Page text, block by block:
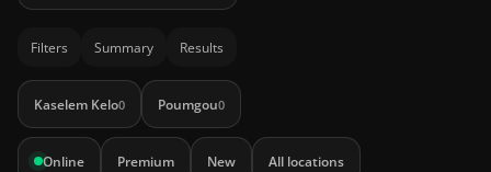
Filters Summary Results
Kaselem Kelo0 Poumgou0
Online Premium New All locations